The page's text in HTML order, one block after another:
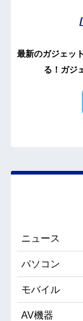
最新のガジェッ
る！ガジ
ニュース
パソコン
モバイル
AV機器